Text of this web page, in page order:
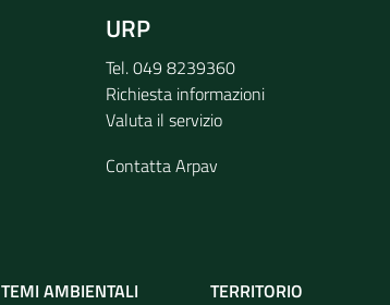
URP
Tel. 049 8239360
Richiesta informazioni
Valuta il servizio
Contatta Arpav
TEMI AMBIENTALI
TERRITORIO